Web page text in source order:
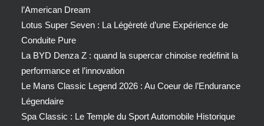
l’American Dream
Lotus Super Seven : La Légèreté d’une Expérience de
Conduite Pure
La BYD Denza Z : quand la supercar chinoise redéfinit la
performance et l’innovation
Le Mans Classic Legend 2026 : Au Coeur de l’Endurance
Légendaire
Spa Classic : Le Temple du Sport Automobile Historique